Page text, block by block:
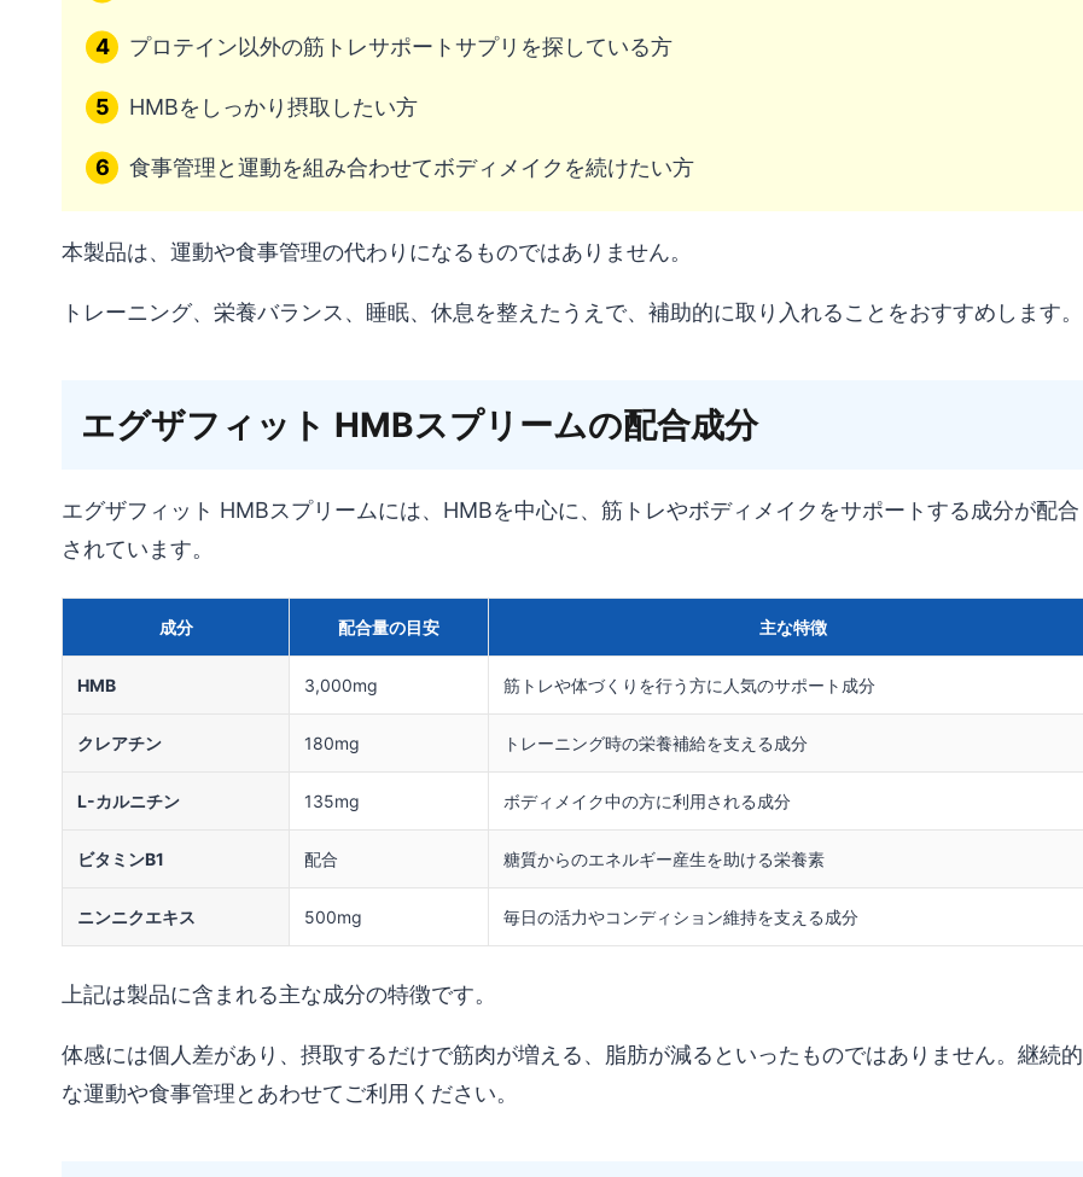
プロテイン以外の筋トレサポートサプリを探している方
HMBをしっかり摂取したい方
食事管理と運動を組み合わせてボディメイクを続けたい方
本製品は、運動や食事管理の代わりになるものではありません。
トレーニング、栄養バランス、睡眠、休息を整えたうえで、補助的に取り入れることをおすすめします。
エグザフィット HMBスプリームの配合成分
エグザフィット HMBスプリームには、HMBを中心に、筋トレやボディメイクをサポートする成分が配合
されています。
成分 配合量の目安 主な特徴
HMB 3,000mg 筋トレや体づくりを行う方に人気のサポート成分
クレアチン 180mg トレーニング時の栄養補給を支える成分
L-カルニチン 135mg ボディメイク中の方に利用される成分
ビタミンB1 配合 糖質からのエネルギー産生を助ける栄養素
ニンニクエキス 500mg 毎日の活力やコンディション維持を支える成分
上記は製品に含まれる主な成分の特徴です。
体感には個人差があり、摂取するだけで筋肉が増える、脂肪が減るといったものではありません。継続的
な運動や食事管理とあわせてご利用ください。